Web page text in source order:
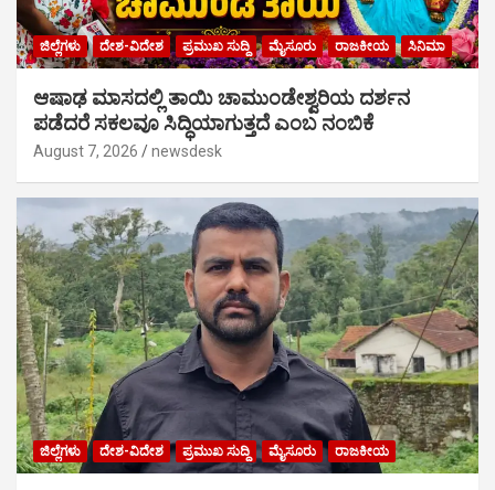
ಜಿಲ್ಲೆಗಳು ದೇಶ-ವಿದೇಶ ಪ್ರಮುಖ ಸುದ್ದಿ ಮೈಸೂರು ರಾಜಕೀಯ ಸಿನಿಮಾ
ಆಷಾಢ ಮಾಸದಲ್ಲಿ ತಾಯಿ ಚಾಮುಂಡೇಶ್ವರಿಯ ದರ್ಶನ
ಪಡೆದರೆ ಸಕಲವೂ ಸಿದ್ಧಿಯಾಗುತ್ತದೆ ಎಂಬ ನಂಬಿಕೆ
August 7, 2026 newsdesk
ಜಿಲ್ಲೆಗಳು ದೇಶ-ವಿದೇಶ ಪ್ರಮುಖ ಸುದ್ದಿ ಮೈಸೂರು ರಾಜಕೀಯ